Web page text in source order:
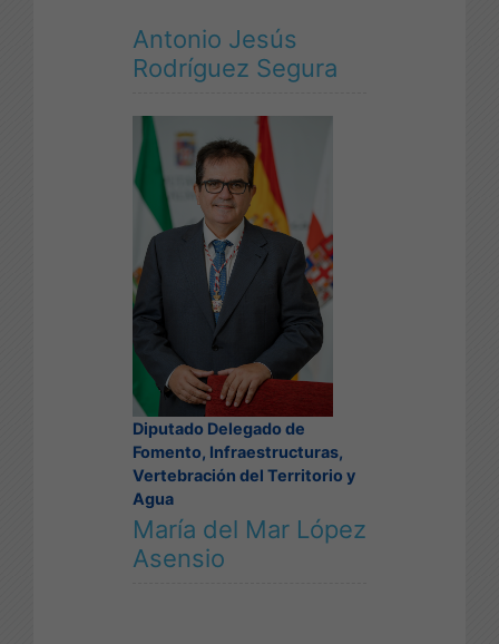
Antonio Jesús
Rodríguez Segura
Diputado Delegado de
Fomento, Infraestructuras,
Vertebración del Territorio y
Agua
María del Mar López
Asensio